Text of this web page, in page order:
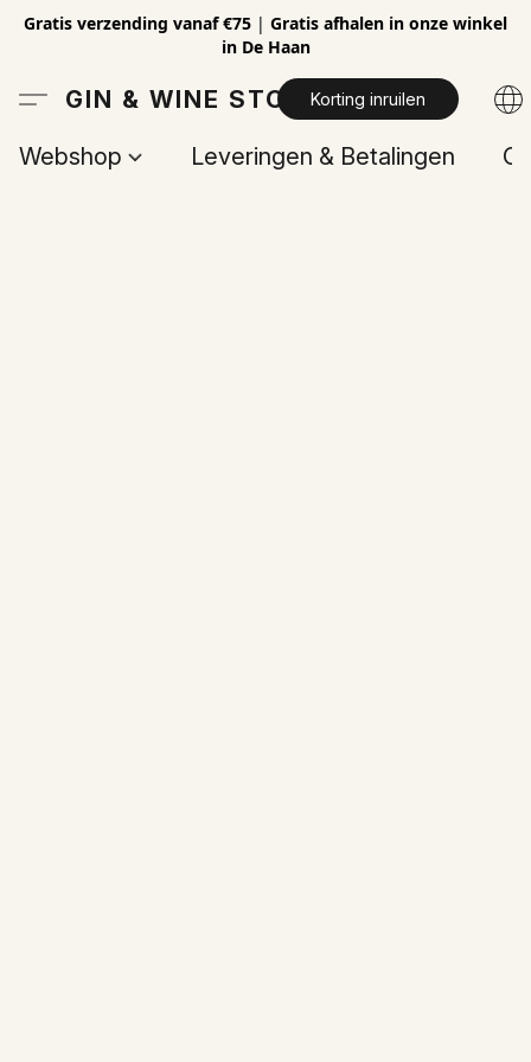
Gratis verzending vanaf €75 | Gratis afhalen in onze winkel
in De Haan
GIN & WINE STOREKorting inruilen
Webshop Leveringen & Betalingen